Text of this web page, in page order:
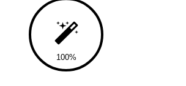
100